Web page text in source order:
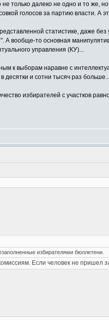
только далеко не одно и то же,
голосов за партию власти. А
статистике, даже без
А вообще-то основная
управления (КУ)...
к выборам наравне с
десятки и сотни тысяч раз
избирателей с участков
избирателями бюллетени.
Если человек не пришел